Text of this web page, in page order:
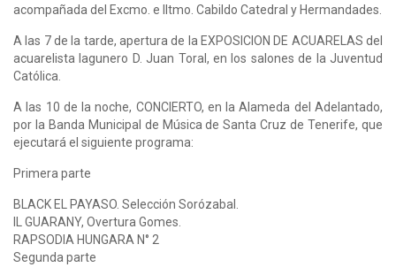
acompañada del Excmo. e Iltmo. Cabildo Catedral y Hermandades.
A las 7 de la tarde, apertura de la EXPOSICION DE ACUARELAS del
acuarelista lagunero D. Juan Toral, en los salones de la Juventud
Católica.
A las 10 de la noche, CONCIERTO, en la Alameda del Adelantado,
por la Banda Municipal de Música de Santa Cruz de Tenerife, que
ejecutará el siguiente programa:
Primera parte
BLACK EL PAYASO. Selección Sorózabal.
IL GUARANY, Overtura Gomes.
RAPSODIA HUNGARA N° 2
Segunda parte